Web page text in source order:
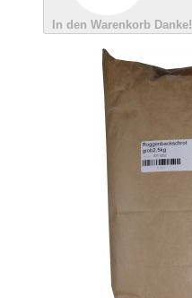
In den Warenkorb Danke!